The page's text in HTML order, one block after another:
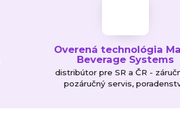
Overená technológia
Beverage Systems
distribútor pre SR a ČR -
pozáručný servis,